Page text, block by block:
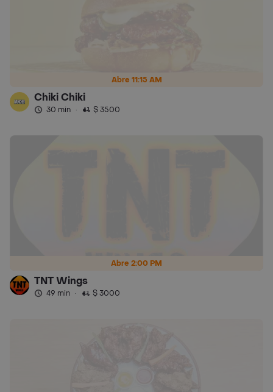
Abre 11:15 AM
Chiki Chiki
30 min · $ 3500
Abre 2:00 PM
TNT Wings
49 min · $ 3000